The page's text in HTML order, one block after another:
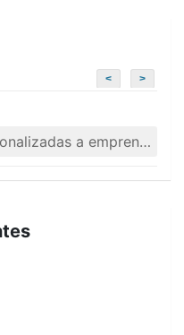
< >
a emprendedores